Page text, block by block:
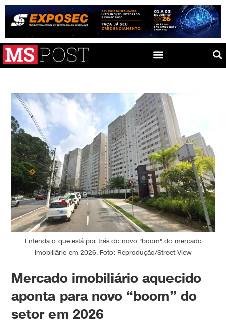
Entenda o que está por trás do novo "boom" do mercado
imobiliário em 2026. Foto: Reprodução/Street View
Mercado imobiliário aquecido
aponta para novo “boom” do
setor em 2026